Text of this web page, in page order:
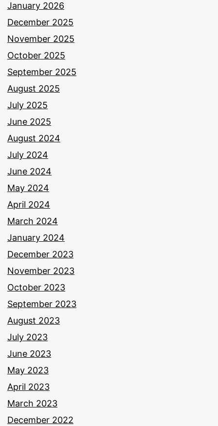
January 2026
December 2025
November 2025
October 2025
September 2025
August 2025
July 2025
June 2025
August 2024
July 2024
June 2024
May 2024
April 2024
March 2024
January 2024
December 2023
November 2023
October 2023
September 2023
August 2023
July 2023
June 2023
May 2023
April 2023
March 2023
December 2022